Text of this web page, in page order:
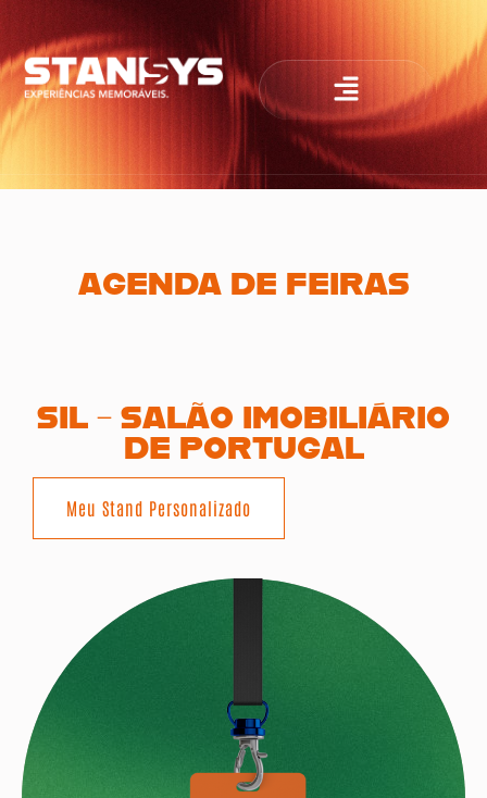
AGENDA DE FEIRAS
SIL – SALÃO IMOBILIÁRIO
DE PORTUGAL
Meu Stand Personalizado